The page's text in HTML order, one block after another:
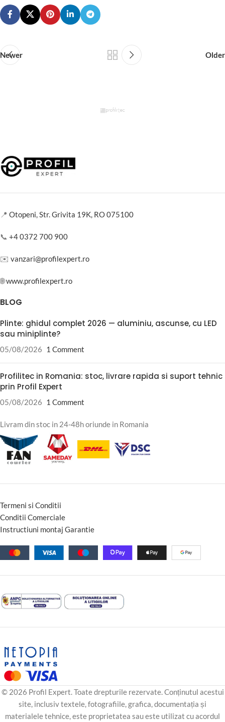
Newer Older
📍 Otopeni, Str. Grivita 19K, RO 075100
📞 +4 0372 700 900
✉️ vanzari@profilexpert.ro
🌐www.profilexpert.ro
BLOG
Plinte: ghidul complet 2026 — aluminiu, ascunse, cu LED
sau miniplinte?
05/08/2026 1 Comment
Profilitec in Romania: stoc, livrare rapida si suport tehnic
prin Profil Expert
05/08/2026 1 Comment
Livram din stoc in 24-48h oriunde in Romania
Termeni si Conditii
Conditii Comerciale
Instructiuni montaj Garantie
© 2026 Profil Expert. Toate drepturile rezervate. Conținutul acestui
site, inclusiv textele, fotografiile, grafica, documentația și
materialele tehnice, este proprietatea sau este utilizat cu acordul